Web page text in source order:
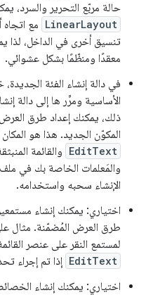
حالة مربّع التحرير والسرد،
LinearLayout مع
تنسيق أخرى في الداخل، لذا
معقدًا ومنظّمًا بشكل عشوائي.
في دالة إنشاء الفئة
الأساسية ومرِّر ها إلى دالة
ذلك، يمكنك إعداد طرق
المكوّن الجديد. هذا هو
EditText والقائمة
الإنشاء سحبه واستخدامه.
اختياري: يمكنك إنشاء
طرق العرض المُضمّنة. مثال
لمستمع النقر على عنصر
EditText إذا تم إجراء
اختياري: يمكنك إنشاء